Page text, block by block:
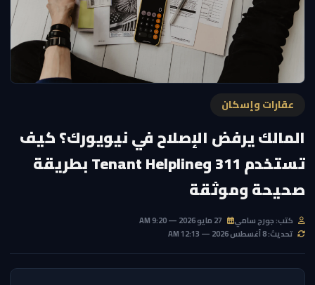
عقارات وإسكان
المالك يرفض الإصلاح في نيويورك؟ كيف
تستخدم 311 وTenant Helpline بطريقة
صحيحة وموثقة
كتب: جورج سامي
تحديث: 8 أغسطس 2026 — 12:13 AM